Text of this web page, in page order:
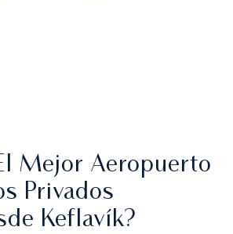
Mejor Aeropuerto
Privados
Keflavík?